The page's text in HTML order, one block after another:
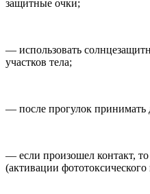
защитные очки;
— использовать
участков тела;
— после прогулок принимать
— если произошел контакт, то
(активации фототоксического